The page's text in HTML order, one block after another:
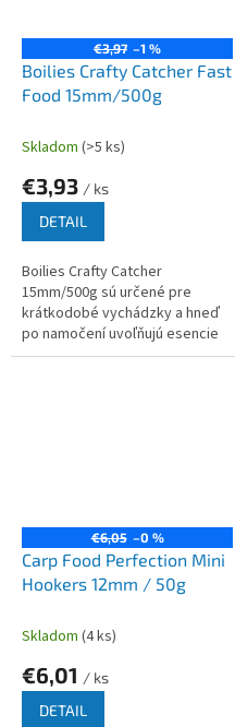
€3,97 –1 %
Boilies Crafty Catcher Fast
Food 15mm/500g
Skladom (>5 ks)
€3,93 / ks
DETAIL
Boilies Crafty Catcher
15mm/500g sú určené pre
krátkodobé vychádzky a hneď
po namočení uvoľňujú esencie
ktoré lákajú všetky kaprovité
€6,05 –0 %
Carp Food Perfection Mini
Hookers 12mm / 50g
Skladom (4 ks)
€6,01 / ks
DETAIL